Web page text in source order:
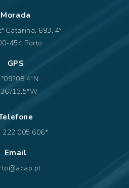
Morada
Catarina, 693, 4º
454 Porto
GPS
222 005 606*
Email